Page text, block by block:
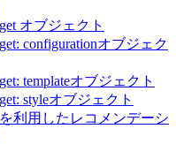
オブジェクト
configurationオブジェク
templateオブジェクト
styleオブジェクト
利用したレコメンデーシ